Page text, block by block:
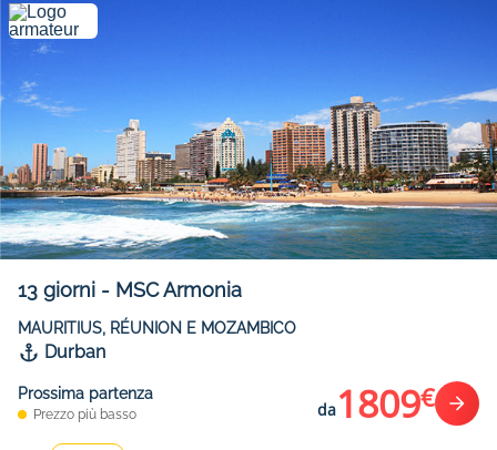
13 giorni - MSC Armonia
MAURITIUS, RÉUNION E MOZAMBICO
Durban
Prossima partenza
Prezzo più basso da1809€